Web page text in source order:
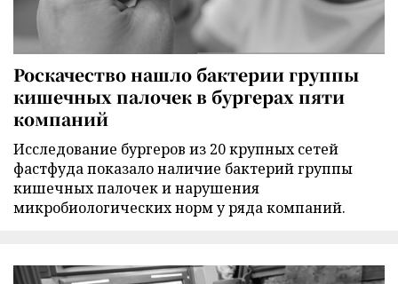
Роскачество нашло бактерии группы
кишечных палочек в бургерах пяти
компаний
Исследование бургеров из 20 крупных сетей
фастфуда показало наличие бактерий группы
кишечных палочек и нарушения
микробиологических норм у ряда компаний.